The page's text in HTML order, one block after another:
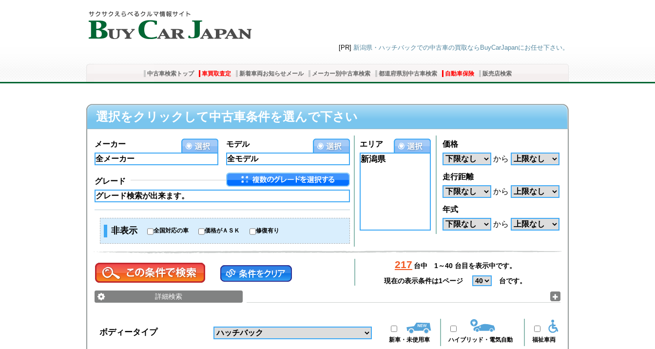
[PR] 新潟県・ハッチバックでの中古車の買取ならBuyCarJapanにお任せ下さい。
中古車検索トップ 車買取査定 新着車両お知らせメール メーカー別中古車検索 都道府県別中古車検索 自動車保険 販売店検索
選択をクリックして中古車条件を選んで下さい
モデル
メーカー
グレード
非表示 全国対応の車 価格がＡＳＫ 修復有り
エリア
新潟県
価格
から
走行距離
から
年式
から
217 台中
1～40 台目を表示中です。
現在の表示条件は1ページ
台です。
詳細検索
福祉車両
ハイブリッド・電気自動
新車・未使用車
ボディータイプ